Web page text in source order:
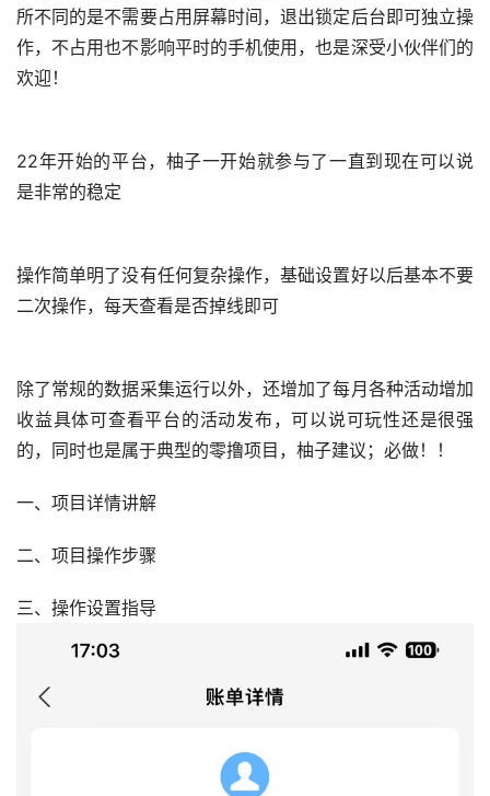
所不同的是不需要占用屏幕时间，退出锁定后台即可独立操
作，不占用也不影响平时的手机使用，也是深受小伙伴们的
欢迎！
22年开始的平台，柚子一开始就参与了一直到现在可以说
是非常的稳定
操作简单明了没有任何复杂操作，基础设置好以后基本不要
二次操作，每天查看是否掉线即可
除了常规的数据采集运行以外，还增加了每月各种活动增加
收益具体可查看平台的活动发布，可以说可玩性还是很强
的，同时也是属于典型的零撸项目，柚子建议；必做！！
一、项目详情讲解
二、项目操作步骤
三、操作设置指导